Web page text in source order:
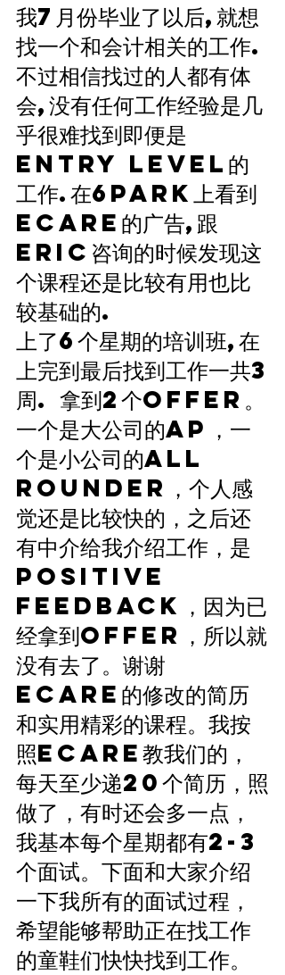
我7月份毕业了以后,就想
找一个和会计相关的工作.
不过相信找过的人都有体
会,没有任何工作经验是几
乎很难找到即便是
ENTRY LEVEL的
工作.在6park上看到
ECARE的广告,跟
ERIC咨询的时候发现这
个课程还是比较有用也比
较基础的.
上了6个星期的培训班,在
上完到最后找到工作一共3
周. 拿到2个offer。
一个是大公司的AP，一
个是小公司的All
rounder，个人感
觉还是比较快的，之后还
有中介给我介绍工作，是
positive
feedback，因为已
经拿到offer，所以就
没有去了。谢谢
ECARE的修改的简历
和实用精彩的课程。我按
照ECARE教我们的，
每天至少递20个简历，照
做了，有时还会多一点，
我基本每个星期都有2-3
个面试。下面和大家介绍
一下我所有的面试过程，
希望能够帮助正在找工作
的童鞋们快快找到工作。